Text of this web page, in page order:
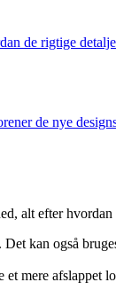
de rigtige
de nye
alt efter hvordan
kan også
mere afslappet